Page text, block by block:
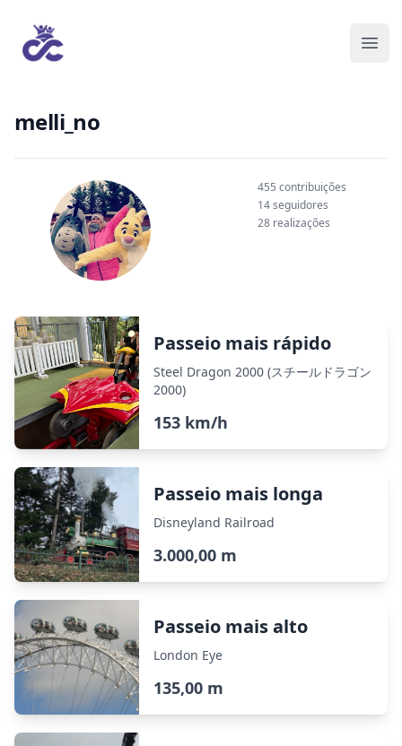
melli_no
455 contribuições
14 seguidores
28 realizações
Passeio mais rápido
Steel Dragon 2000 (スチールドラゴン
2000)
153 km/h
Passeio mais longa
Disneyland Railroad
3.000,00 m
Passeio mais alto
London Eye
135,00 m